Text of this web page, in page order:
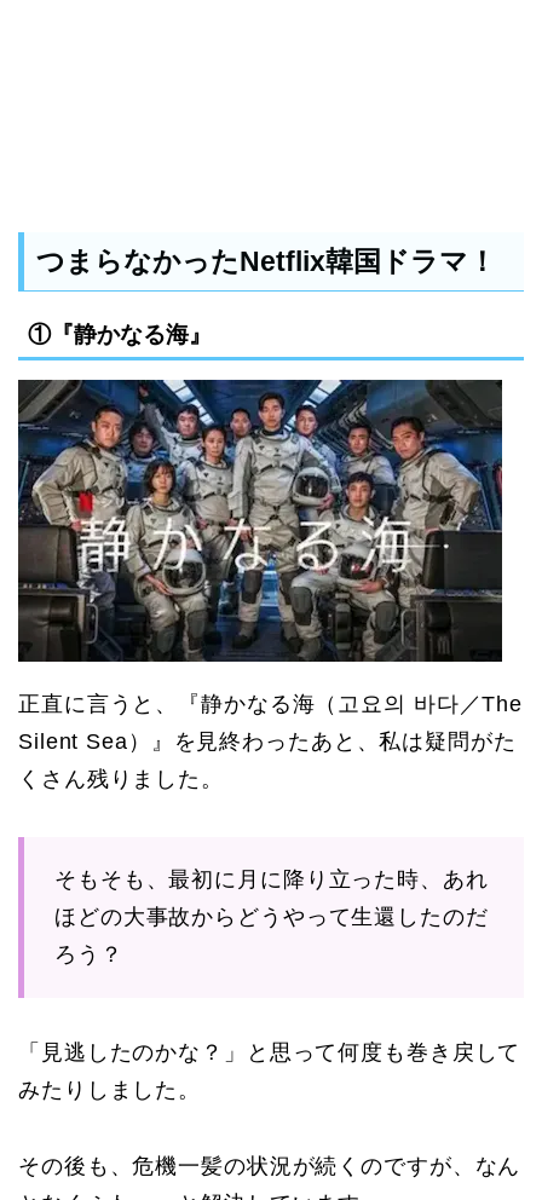
つまらなかったNetflix韓国ドラマ！
①『静かなる海』
正直に言うと、『静かなる海（고요의 바다／The
Silent Sea）』を見終わったあと、私は疑問がた
くさん残りました。
そもそも、最初に月に降り立った時、あれ
ほどの大事故からどうやって生還したのだ
ろう？
「見逃したのかな？」と思って何度も巻き戻して
みたりしました。
その後も、危機一髪の状況が続くのですが、なん